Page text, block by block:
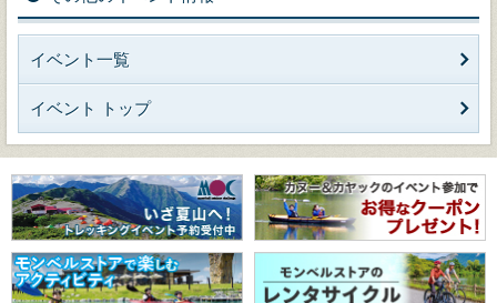
イベント一覧
イベント トップ